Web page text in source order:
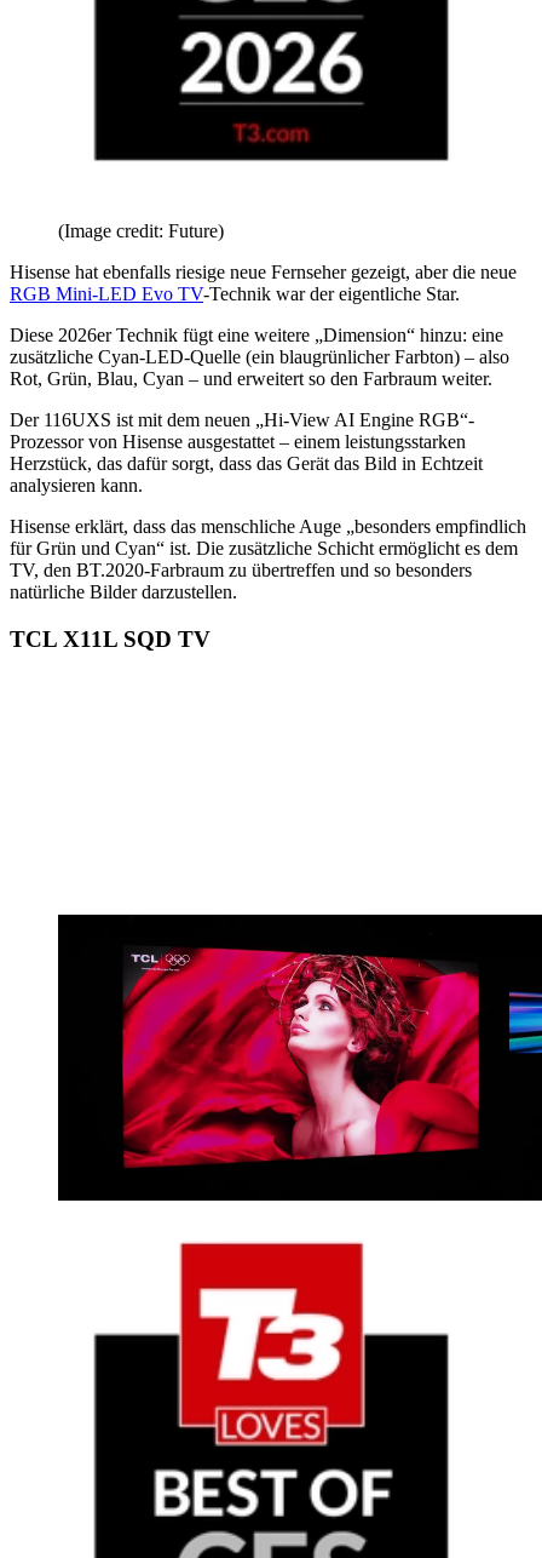
(Image credit: Future)
Hisense hat ebenfalls riesige neue Fernseher gezeigt, aber die neue
RGB Mini-LED Evo TV-Technik war der eigentliche Star.
Diese 2026er Technik fügt eine weitere „Dimension“ hinzu: eine
zusätzliche Cyan-LED-Quelle (ein blaugrünlicher Farbton) – also
Rot, Grün, Blau, Cyan – und erweitert so den Farbraum weiter.
Der 116UXS ist mit dem neuen „Hi-View AI Engine RGB“-
Prozessor von Hisense ausgestattet – einem leistungsstarken
Herzstück, das dafür sorgt, dass das Gerät das Bild in Echtzeit
analysieren kann.
Hisense erklärt, dass das menschliche Auge „besonders empfindlich
für Grün und Cyan“ ist. Die zusätzliche Schicht ermöglicht es dem
TV, den BT.2020-Farbraum zu übertreffen und so besonders
natürliche Bilder darzustellen.
TCL X11L SQD TV